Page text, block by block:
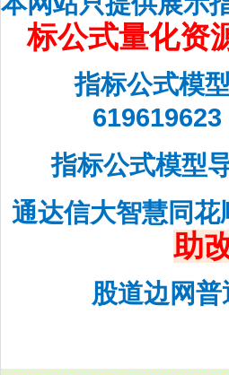
标公式量化资
指标公式模
指标公式模型
通达信大智慧同
助
股道边网